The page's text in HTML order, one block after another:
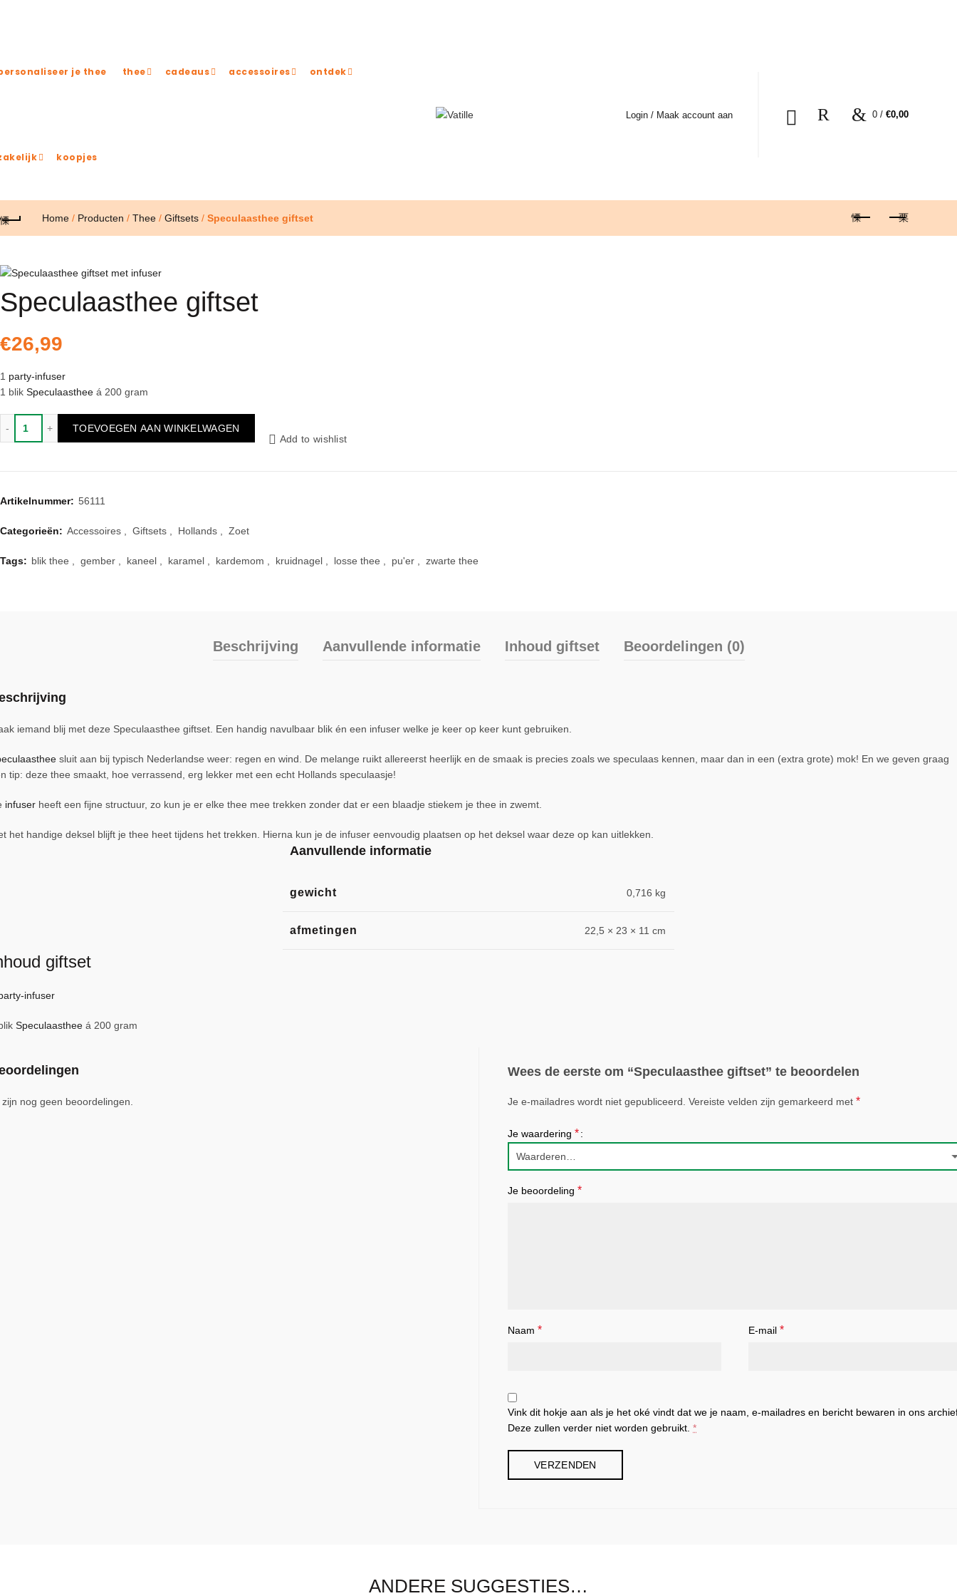
je thee thee cadeaus accessoires ontdek
koopjes
Login / Maak account aan 0 / €0,00
Home / Producten / Thee / Giftsets / Speculaasthee giftset
Speculaasthee giftset
€26,99
1 party-infuser
1 blik Speculaasthee á 200 gram
giftset aantal
TOEVOEGEN AAN WINKELWAGEN
Add to wishlist
Artikelnummer: 56111
Categorieën: Accessoires , Giftsets , Hollands , Zoet
Tags: blik thee , gember , kaneel , karamel , kardemom , kruidnagel , losse thee , pu'er , zwarte thee
Beschrijving Aanvullende informatie Inhoud giftset Beoordelingen (0)
iemand blij met deze Speculaasthee giftset. Een handig navulbaar blik én een infuser welke je keer op keer kunt gebruiken.
sluit aan bij typisch Nederlandse weer: regen en wind. De melange ruikt allereerst heerlijk en de smaak is precies zoals we speculaas kennen, maar dan in een (extra grote) mok! En we geven graag
tip: deze thee smaakt, hoe verrassend, erg lekker met een echt Hollands speculaasje!
infuser heeft een fijne structuur, zo kun je er elke thee mee trekken zonder dat er een blaadje stiekem je thee in zwemt.
het handige deksel blijft je thee heet tijdens het trekken. Hierna kun je de infuser eenvoudig plaatsen op het deksel waar deze op kan uitlekken.
Aanvullende informatie
gewicht 0,716 kg
afmetingen 22,5 × 23 × 11 cm
giftset
infuser
Speculaasthee á 200 gram
zijn nog geen beoordelingen.
Wees de eerste om “Speculaasthee giftset” te beoordelen
Je e-mailadres wordt niet gepubliceerd. Vereiste velden zijn gemarkeerd met *
Je waardering *
Je beoordeling *
Naam * E-mail *
Vink dit hokje aan als je het oké vindt dat we je naam, e-mailadres en bericht bewaren in ons
Deze zullen verder niet worden gebruikt. *
ANDERE SUGGESTIES…